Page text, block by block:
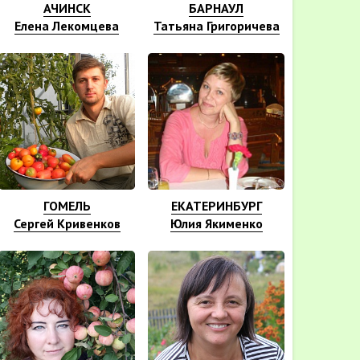
АЧИНСК
Елена Лекомцева
БАРНАУЛ
Татьяна Григоричева
ГОМЕЛЬ
Сергей Кривенков
ЕКАТЕРИНБУРГ
Юлия Якименко